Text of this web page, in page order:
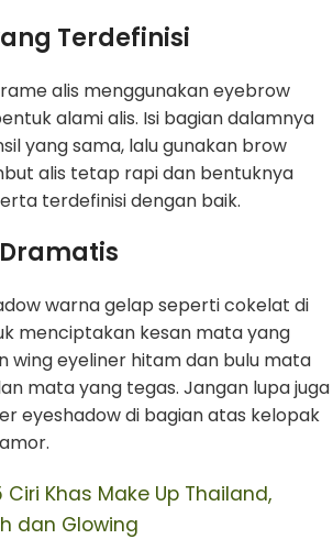
Terdefinisi
alis menggunakan eyebrow
alami alis. Isi bagian dalamnya
yang sama, lalu gunakan brow
alis tetap rapi dan bentuknya
terdefinisi dengan baik.
warna gelap seperti cokelat di
menciptakan kesan mata yang
wing eyeliner hitam dan bulu mata
mata yang tegas. Jangan lupa juga
eyeshadow di bagian atas kelopak
Ciri Khas Make Up Thailand,
dan Glowing